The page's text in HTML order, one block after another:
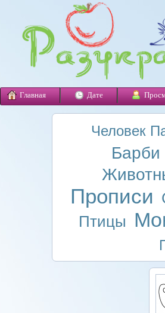
Главная Дате
Человек
Барби
Прописи
Птицы